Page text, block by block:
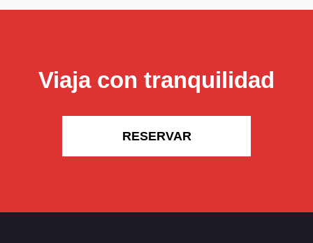
Viaja con tranquilidad
RESERVAR